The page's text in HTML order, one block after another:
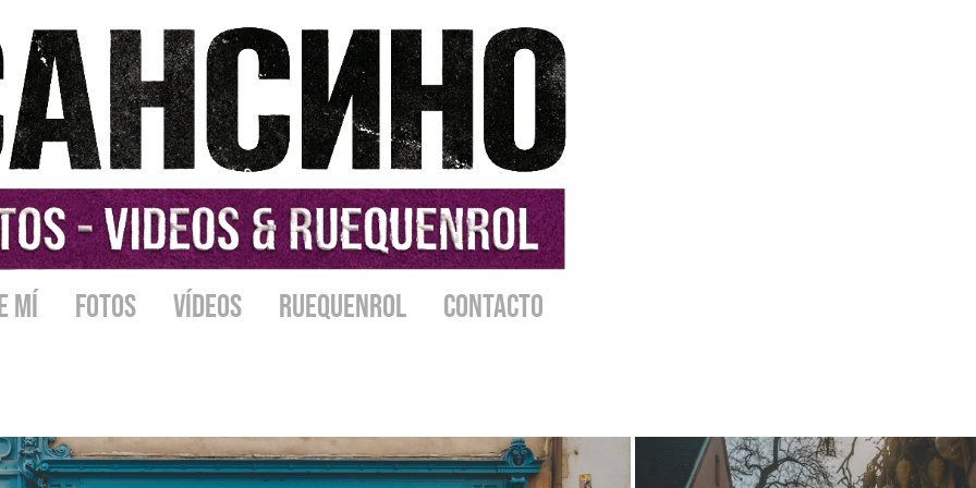
MÍ FOTOS VÍDEOS RUEQUENROL CONTACTO